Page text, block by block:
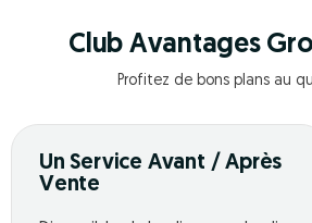
Club Avantages
Profitez de bons plans au
Un Service Avant / Après
Vente